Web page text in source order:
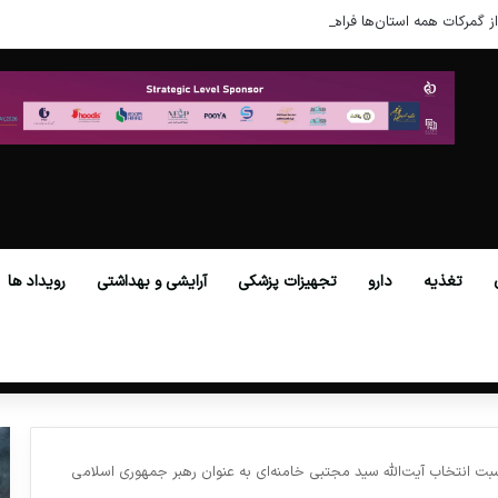
گمرکات همه استان‌ها فراهم شد.
تغذیه دارو تجهیزات پزشکی آرایشی و بهداشتی رویداد ها
انتخاب آیت‌الله سید مجتبی خامنه‌ای به عنوان رهبر جمهوری اسلامی